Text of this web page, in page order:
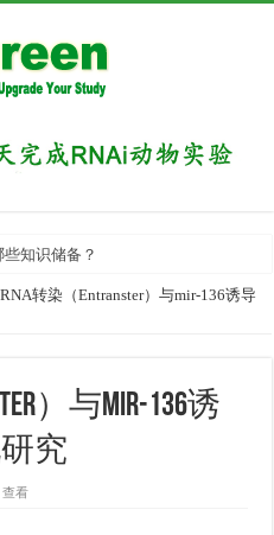
知识储备？
RNA转染（Entranster）与mir-136诱导
）与mir-136诱
究
查看